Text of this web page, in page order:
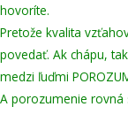
hovoríte.
Pretože kvalita
povedať. Ak chápu,
medzi ľuďmi
A porozumenie rovná